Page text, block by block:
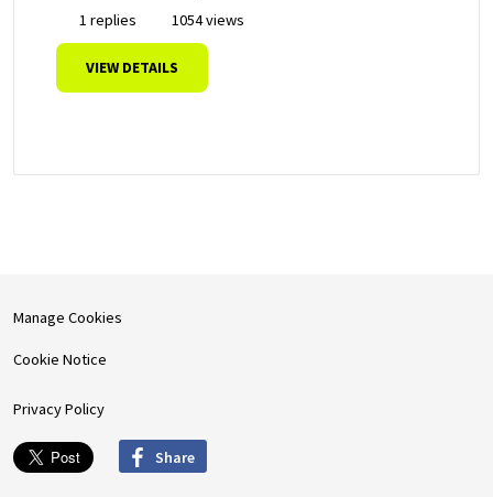
1 replies
1054 views
VIEW DETAILS
Manage Cookies
Cookie Notice
Privacy Policy
Share